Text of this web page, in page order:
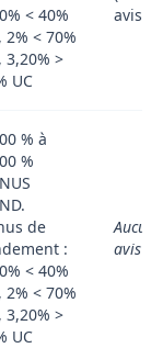
< 40%
2% < 70%
3,20% >
UC
avis)
% à
%
de
:
< 40%
2% < 70%
3,20% >
UC
avis